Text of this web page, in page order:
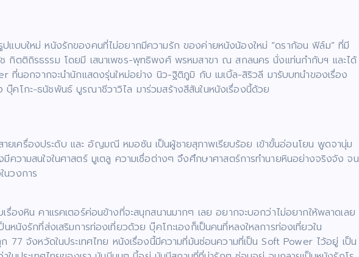
แบบใหม่ หนังรักของคนที่ไม่อยากมีความรัก ของค่ายหนังน้องใหม่ “ดราก้อน ฟิล์ม” ที่มี
กิตติถิรธรรม โดยมี เสนาเพชร-พุทธิพงศ์ พรหมสาขา ณ สกลนคร นั่งแท่นกำกับฯ และได้
ที่นอกจากจะนำนักแสดงรุ่นใหม่อย่าง นิว-ฐิติภูมิ กับ เมเบิ้ล-สิริวลี มารับบทนำของเรื่อง
คโกะ-ธนัชพันธ์ บูรณาชีวาวิไล มาร่วมสร้างสีสันในหนังเรื่องนี้ด้วย
ยเครื่องประดับ และ อัญมณี หมอซัน เป็นผู้ชายสุภาพเรียบร้อย เข้าขั้นอ่อนโยน พูดจานุ่ม
ความสนใจในศาสตร์ มูเตลู ความเชื่อต่างๆ จึงศึกษาศาสตร์การทำนายหินอย่างจริงจัง จน
นวงการ
รื่องหิน คาแรคเตอร์ค่อนข้างที่จะสนุกสนานมากๆ เลย อยากจะบอกว่าไม่อยากให้พลาดเลย
หนังรักที่ส่งเสริมการท่องเที่ยวด้วย บุ๊คโกะเองก็เป็นคนที่หลงใหลการท่องเที่ยวใน
77 จังหวัดในประเทศไทย หนังเรื่องนี้มีความที่มันซ่อนความที่เป็น Soft Power ไว้อยู่ เป็น